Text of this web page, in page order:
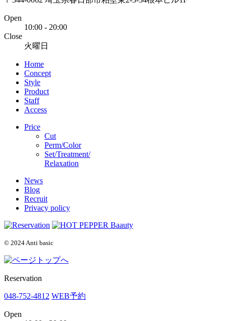
Open
10:00 - 20:00
Close
火曜日
Home
Concept
Style
Product
Staff
Access
Price
Cut
Perm/Color
Set/Treatment/
Relaxation
News
Blog
Recruit
Privacy policy
© 2024 Anti basic
Reservation
048-752-4812 WEB予約
Open